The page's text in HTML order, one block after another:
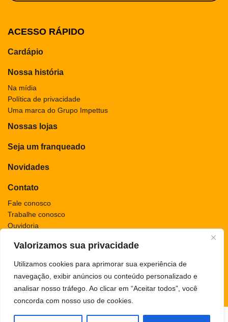
Valorizamos sua privacidade
Utilizamos cookies para aprimorar sua experiência de
navegação, exibir anúncios ou conteúdo personalizado e
analisar nosso tráfego. Ao clicar em “Aceitar todos”, você
concorda com nosso uso de cookies.
ACESSO RÁPIDO
Cardápio
Nossa história
Na mídia
Política de privacidade
Uma marca do Grupo Impettus
Nossas lojas
Seja um franqueado
Novidades
Contato
Fale conosco
Trabalhe conosco
Ouvidoria